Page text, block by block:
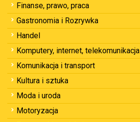
Finanse, prawo, praca
Gastronomia i Rozrywka
Handel
Komputery, internet, telekomunikacja
Komunikacja i transport
Kultura i sztuka
Moda i uroda
Motoryzacja